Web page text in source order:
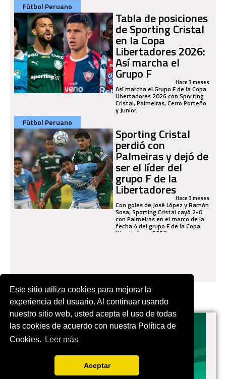
Este sitio utiliza cookies para mejorar la
experiencia del usuario. Al continuar usando
nuestro sitio web, usted acepta el uso de todas
las cookies de acuerdo con nuestra Política de
Cookies.
Leer más
Aceptar
Fútbol Peruano
Tabla de posiciones
de Sporting Cristal
en la Copa
Libertadores 2026:
Así marcha el
Grupo F Hace 3 meses
Así marcha el Grupo F de la Copa
Libertadores 2026 con Sporting
Cristal, Palmeiras, Cerro Porteño
y Junior.
Fútbol Peruano
Sporting Cristal
perdió con
Palmeiras y dejó de
ser el líder del
grupo F de la
LibertadoresHace 3 meses
Con goles de José López y Ramón
Sosa, Sporting Cristal cayó 2-0
con Palmeiras en el marco de la
fecha 4 del grupo F de la Copa
Libertadores 2026.